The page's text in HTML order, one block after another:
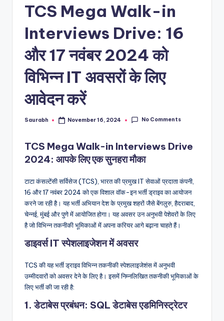
TCS Mega Walk-in
Interviews Drive: 16
और 17 नवंबर 2024 को
विभिन्न IT अवसरों के लिए
आवेदन करें
Posted
Saurabh November 16, 2024 No Comments
TCS Mega Walk-in Interviews Drive
2024: आपके लिए एक सुनहरा मौका
टाटा कंसल्टेंसी सर्विसेज (TCS), भारत की प्रमुख IT सेवाओं प्रदाता कंपनी,
16 और 17 नवंबर 2024 को एक विशाल वॉक-इन भर्ती ड्राइव का आयोजन
करने जा रही है। यह भर्ती अभियान देश के प्रमुख शहरों जैसे बेंगलुरु, हैदराबाद,
चेन्नई, मुंबई और पुणे में आयोजित होगा। यह अवसर उन अनुभवी पेशेवरों के लिए
है जो विभिन्न तकनीकी भूमिकाओं में अपना करियर आगे बढ़ाना चाहते हैं।
डाइवर्स IT स्पेशलाइजेशन में अवसर
TCS की यह भर्ती ड्राइव विभिन्न तकनीकी स्पेशलाइजेशंस में अनुभवी
उम्मीदवारों को अवसर देने के लिए है। इसमें निम्नलिखित तकनीकी भूमिकाओं के
लिए भर्ती की जा रही है:
1. डेटाबेस प्रबंधन: SQL डेटाबेस एडमिनिस्ट्रेटर